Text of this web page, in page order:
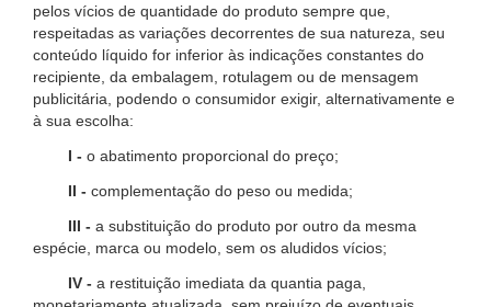
pelos vícios de quantidade do produto sempre que,
respeitadas as variações decorrentes de sua natureza, seu
conteúdo líquido for inferior às indicações constantes do
recipiente, da embalagem, rotulagem ou de mensagem
publicitária, podendo o consumidor exigir, alternativamente e
à sua escolha:
I - o abatimento proporcional do preço;
II - complementação do peso ou medida;
III - a substituição do produto por outro da mesma
espécie, marca ou modelo, sem os aludidos vícios;
IV - a restituição imediata da quantia paga,